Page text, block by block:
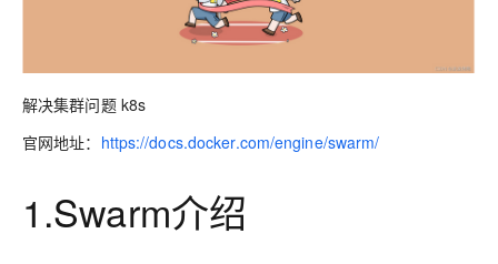
解决集群问题 k8s
官网地址： https://docs.docker.com/engine/swarm/
1.Swarm介绍